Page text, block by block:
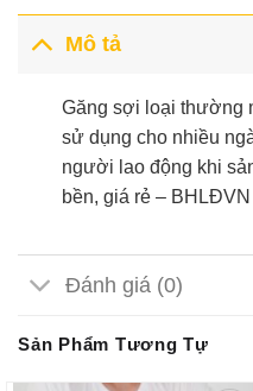
Mô tả
Găng sợi loại thường
sử dụng cho nhiều
người lao động khi
bền, giá rẻ – BHLĐVN
Đánh giá (0)
Sản Phẩm Tương Tự